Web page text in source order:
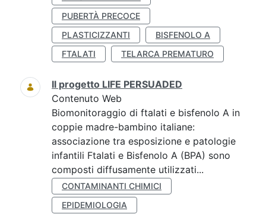
PUBERTÀ PRECOCE
PLASTICIZZANTI
BISFENOLO A
FTALATI
TELARCA PREMATURO
Il progetto LIFE PERSUADED
Contenuto Web
Biomonitoraggio di ftalati e bisfenolo A in
coppie madre-bambino italiane:
associazione tra esposizione e patologie
infantili Ftalati e Bisfenolo A (BPA) sono
composti diffusamente utilizzati...
CONTAMINANTI CHIMICI
EPIDEMIOLOGIA